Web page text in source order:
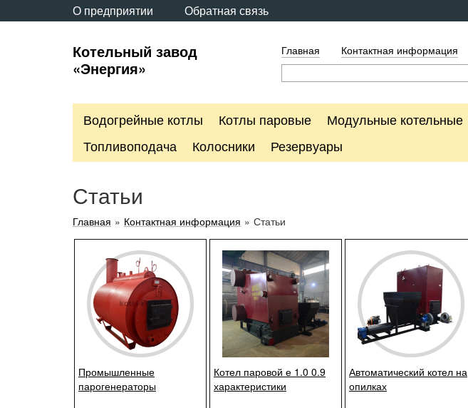
О предприятии Обратная связь
Котельный завод
«Энергия»
Главная Контактная информация
Водогрейные котлы Котлы паровые Модульные котельные
Топливоподача
Колосники Резервуары
Статьи
Главная » Контактная информация » Статьи
Промышленные
парогенераторы
Котел паровой е 1.0 0.9
характеристики
Автоматический котел на
опилках